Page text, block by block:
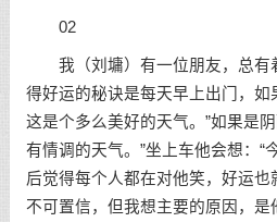
02
我（刘墉）有一位朋友，总有
得好运的秘诀是每天早上出门，如
这是个多么美好的天气。”如果是
有情调的天气。”坐上车他会想：“
后觉得每个人都在对他笑，好运
不可置信，但我想主要的原因，是